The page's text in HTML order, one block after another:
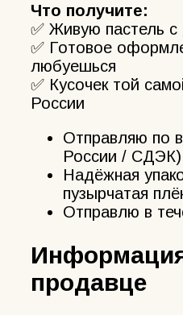
Что получите:
✅ Живую пастель
✅ Готовое
любуешься
✅ Кусочек той
России
Отправляю по
России / СДЭК)
Надёжная
пузырчатая
Отправлю в
продавце